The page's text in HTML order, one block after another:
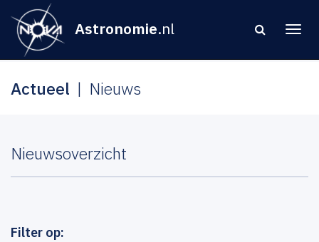
Astronomie.nl
Actueel Nieuws
Nieuwsoverzicht
Filter op: